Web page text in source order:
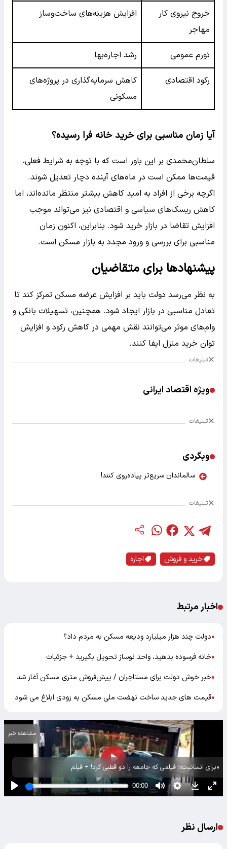
خروج نیروی کار
مهاجر
افزایش هزینه‌های ساخت‌وساز
تورم عمومی رشد اجاره‌بها
رکود اقتصادی
کاهش سرمایه‌گذاری در پروژه‌های
مسکونی
آیا زمان مناسبی برای خرید خانه فرا رسیده؟
سلطان‌محمدی بر این باور است که با توجه به شرایط فعلی،
قیمت‌ها ممکن است در ماه‌های آینده دچار تعدیل شوند.
اگرچه برخی از افراد به امید کاهش بیشتر منتظر مانده‌اند، اما
کاهش ریسک‌های سیاسی و اقتصادی نیز می‌تواند موجب
افزایش تقاضا در بازار خرید شود. بنابراین، اکنون زمان
مناسبی برای بررسی و ورود مجدد به بازار مسکن است.
پیشنهادها برای متقاضیان
به نظر می‌رسد دولت باید بر افزایش عرضه مسکن تمرکز کند تا
تعادل مناسبی در بازار ایجاد شود. همچنین، تسهیلات بانکی و
وام‌های موثر می‌توانند نقش مهمی در کاهش رکود و افزایش
توان خرید منزل ایفا کنند.
تبلیغات
ویژه اقتصاد ایرانی
تبلیغات
وبگردی
سالماندان سریع‌تر پیاده‌روی کنند!
تبلیغات
خرید و فروش اجاره
اخبار مرتبط
●دولت چند هزار میلیارد ودیعه مسکن به مردم داد؟
●خانه فرسوده بدهید، واحد نوساز تحویل بگیرید + جزئیات
●خبر خوش دولت برای مستاجران / پیش‌فروش متری مسکن آغاز شد
●قیمت‌ های جدید ساخت نهضت ملی مسکن به زودی ابلاغ می شود
«برای انسانیت»؛ فیلمی که جامعه را دو قطبی کرد! + فیلم
مشاهده خبر
ارسال نظر